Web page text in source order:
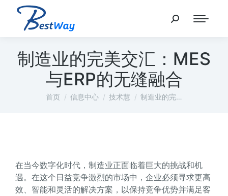
制造业的完美交汇：MES
与ERP的无缝融合
您在这里：
首页 信息中心 技术慧 制造业的完…
在当今数字化时代，制造业正面临着巨大的挑战和机
遇。在这个日益竞争激烈的市场中，企业必须寻求更高
效、智能和灵活的解决方案，以保持竞争优势并满足客